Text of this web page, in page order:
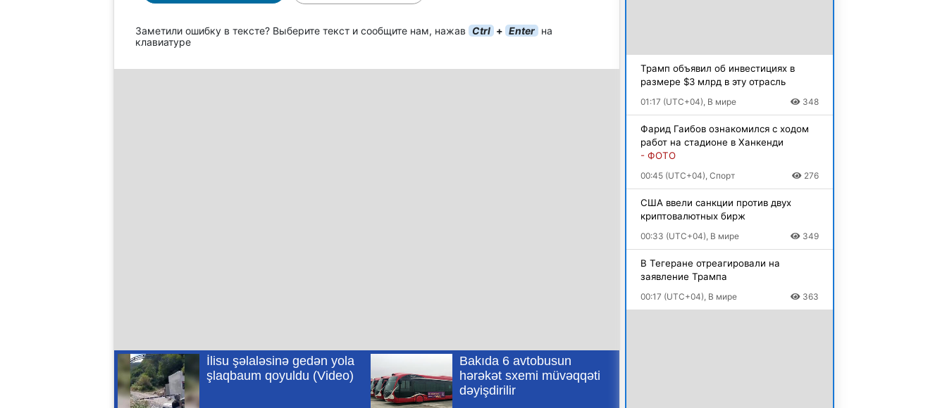
Заметили ошибку в тексте? Выберите текст и сообщите нам, нажав Ctrl + Enter на
клавиатуре
Трамп объявил об инвестициях в
размере $3 млрд в эту отрасль
01:17 (UTC+04), В мире 348
Фарид Гаибов ознакомился с ходом
работ на стадионе в Ханкенди
- ФОТО
00:45 (UTC+04), Спорт 276
США ввели санкции против двух
криптовалютных бирж
00:33 (UTC+04), В мире 349
В Тегеране отреагировали на
заявление Трампа
00:17 (UTC+04), В мире 363